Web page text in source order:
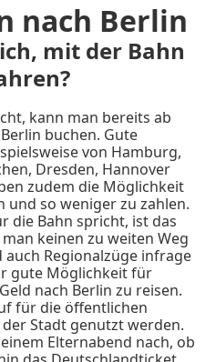
nach Berlin
mit der Bahn
kann man bereits ab
buchen. Gute
von Hamburg,
Dresden, Hannover
zudem die Möglichkeit
und so weniger zu zahlen.
die Bahn spricht, ist das
keinen zu weiten Weg
Regionalzüge infrage
gute Möglichkeit für
nach Berlin zu reisen.
für die öffentlichen
Stadt genutzt werden.
Elternabend nach, ob